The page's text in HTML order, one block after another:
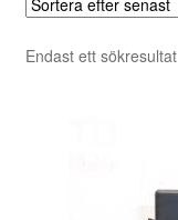
Kolla upp
Endast ett sökresultat